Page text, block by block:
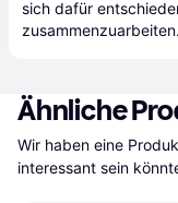
sich dafür
zusammenzuarbeiten.
Ähnliche
Wir haben eine
interessant sein